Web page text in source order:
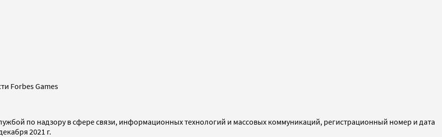
Forbes Games
по надзору в сфере связи, информационных технологий и массовых коммуникаций, регистрационный номер и дата
2021 г.